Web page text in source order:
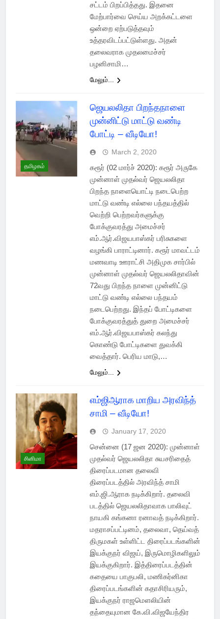
சட்டம் பிறப்பித்தது. இதனை
மேற்பார்வை செய்ய அறக்கட்டளை
ஒன்றை ஏற்படுத்தவும்
உத்தரவிடப்பட்டுள்ளது. அதன்
தலைவராக முதலமைச்சர்
பழனிசாமி…
மேலும்...
தமிழகம்
ஜெயலலிதா பிறந்தநாளை
முன்னிட்டு மாட்டு வண்டி
போட்டி – வீடியோ!
March 2, 2020
கரூர் (02 மார்ச் 2020): கரூர் அருகே
முன்னாள் முதல்வர் ஜெயலலிதா
பிறந்த நாளையொட்டி நடைபெற்ற
மாட்டு வண்டி எல்லை பந்தயத்தில்
வெற்றி பெற்றவர்களுக்கு
போக்குவரத்து அமைச்சர்
எம்.ஆர்.விஜயபாஸ்கர் பரிசுகளை
வழங்கி பாராட்டினார். கரூர் மாவட்டம்
மணவாடி ஊராட்சி அதிமுக சார்பில்
முன்னாள் முதல்வர் ஜெயலலிதாவின்
72வது பிறந்த நாளை முன்னிட்டு
மாட்டு வண்டி எல்லை பந்தயம்
நடைபெற்றது. இந்தப் போட்டிகளை
போக்குவரத்துத் துறை அமைச்சர்
எம்.ஆர்.விஜயபாஸ்கர் கலந்து
கொண்டு போட்டிகளை துவக்கி
வைத்தார். பெரிய மாடு,…
மேலும்...
சினிமா
எம்ஜிஆராக மாறிய அரவிந்த்
சாமி – வீடியோ!
January 17, 2020
சென்னை (17 ஜன 2020): முன்னாள்
முதல்வர் ஜெயலலிதா சுயசரிதைத்
திரைப்படமான தலைவி
திரைப்படத்தில் அரவிந்த் சாமி
எம்.ஜி.ஆராக நடிக்கிறார். தலைவி
படத்தில் ஜெயலலிதாவாக பாலிவுட்
நாயகி கங்கனா ரனாவத் நடிக்கிறார்.
மதராசப்பட்டினம், தலைவா, தெய்வத்
திருமகள் உள்ளிட்ட திரைப்படங்களின்
இயக்குநர் விஜய், இருமொழிகளிலும்
இயக்குகிறார். இத்திரைப்படத்தின்
கதையை பாகுபலி, மணிகர்னிகா
திரைப்படங்களின் கதாசிரியரும்,
இயக்குநர் ராஜமெளலியின்
தந்தையுமான கே.வி.விஜயேந்திர